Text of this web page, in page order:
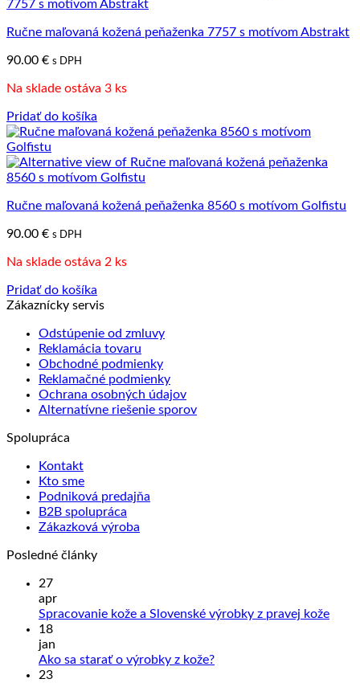
Ručne maľovaná kožená peňaženka 7757 s motívom Abstrakt
90.00 € s DPH
Na sklade ostáva 3 ks
Pridať do košíka
Ručne maľovaná kožená peňaženka 8560 s motívom Golfistu
90.00 € s DPH
Na sklade ostáva 2 ks
Pridať do košíka
Zákaznícky servis
Odstúpenie od zmluvy
Reklamácia tovaru
Obchodné podmienky
Reklamačné podmienky
Ochrana osobných údajov
Alternatívne riešenie sporov
Spolupráca
Kontakt
Kto sme
Podniková predajňa
B2B spolupráca
Zákazková výroba
Posledné články
27
apr
Spracovanie kože a Slovenské výrobky z pravej kože
18
jan
Ako sa starať o výrobky z kože?Žiadne
23